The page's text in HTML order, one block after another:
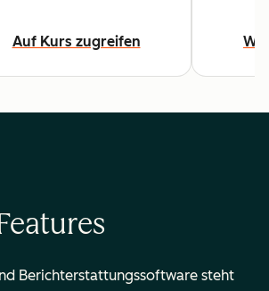
Auf Kurs zugreifen
Berichterstattungssoftware steht